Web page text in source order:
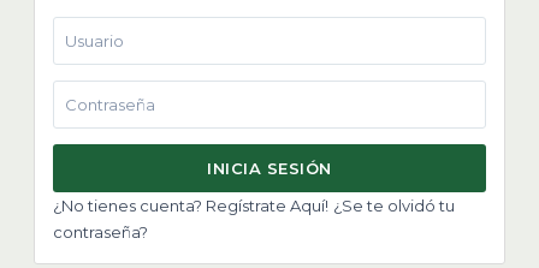
INICIA SESIÓN
¿No tienes cuenta? Regístrate Aquí! ¿Se te olvidó tu
contraseña?